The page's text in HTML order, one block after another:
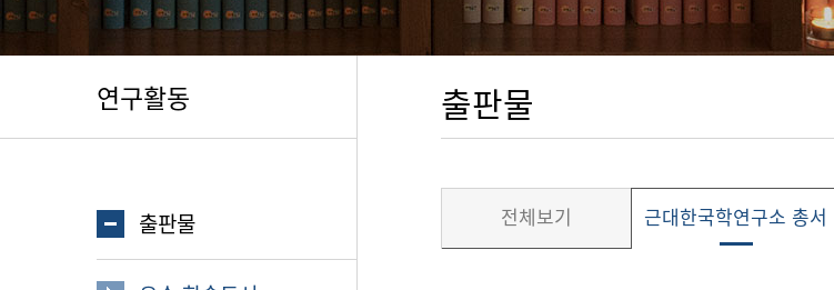
연구활동
출판물
출판물
전체보기 근대한국학연구소 총서